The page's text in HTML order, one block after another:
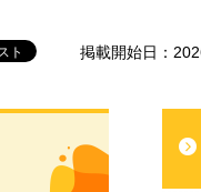
掲載開始日：